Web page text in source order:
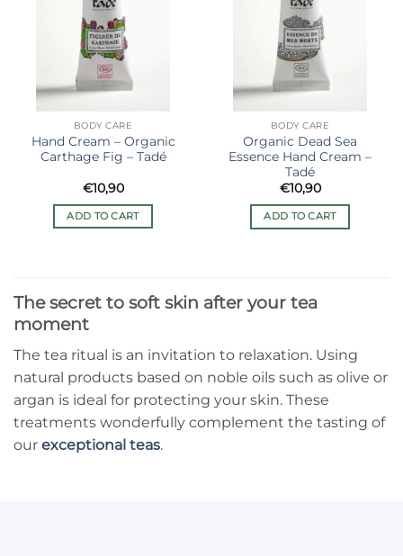
BODY CARE
Hand Cream – Organic
Carthage Fig – Tadé
€10,90
ADD TO CART
BODY CARE
Organic Dead Sea
Essence Hand Cream –
Tadé
€10,90
ADD TO CART
The secret to soft skin after your tea
moment
The tea ritual is an invitation to relaxation. Using
natural products based on noble oils such as olive or
argan is ideal for protecting your skin. These
treatments wonderfully complement the tasting of
our exceptional teas.